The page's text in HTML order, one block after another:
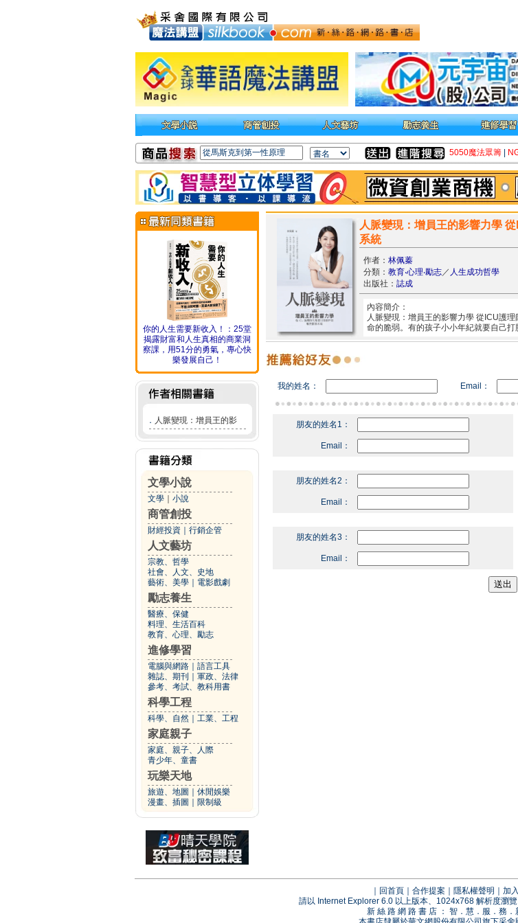
5050魔法眾籌
你的人生需要新收入！：25堂
揭露財富和人生真相的商業洞
察課，用51分的勇氣，專心快
樂發展自己！
． 人脈變現：增員王的影
文學小說
文學 小說
商管創投
財經投資 行銷企管
人文藝坊
宗教、哲學
社會、人文、史地
藝術、美學
電影戲劇
勵志養生
醫療、保健
料理、生活百科
教育、心理、勵志
進修學習
電腦與網路
語言工具
雜誌、期刊
軍政、法律
參考、考試、教科用書
科學工程
科學、自然 工業、工程
家庭親子
家庭、親子、人際
青少年、童書
玩樂天地
旅遊、地圖
休閒娛樂
漫畫、插圖
限制級
人脈變現：增員王的影響力學
系統
作者： 林佩蓁
分類： 教育‧心理‧勵志／ 人生成功哲學
出版社： 誌成
內容簡介：
人脈變現：增員王的影響力學 從ICU護
命的脆弱。有的孩子小小年紀就要自己
我的姓名： Email：
朋友的姓名1：
Email：
朋友的姓名2：
Email：
朋友的姓名3：
Email：
回首頁 合作提案 隱私權聲明 加
請以 Internet Explorer 6.0 以上版本、1024x768 解析度瀏
新 絲 路 網 路 書 店 ： 智．慧．服．務．